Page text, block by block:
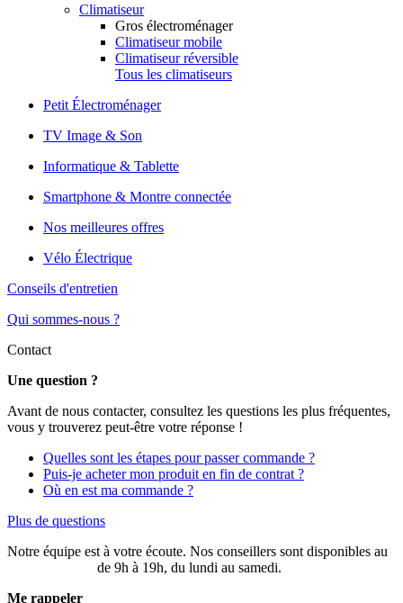
Climatiseur
Gros électroménager
Climatiseur mobile
Climatiseur réversible
Tous les climatiseurs
Petit Électroménager
TV Image & Son
Informatique & Tablette
Smartphone & Montre connectée
Nos meilleures offres
Vélo Électrique
Conseils d'entretien
Qui sommes-nous ?
Contact
Une question ?
Avant de nous contacter, consultez les questions les plus fréquentes,
vous y trouverez peut-être votre réponse !
Quelles sont les étapes pour passer commande ?
Puis-je acheter mon produit en fin de contrat ?
Où en est ma commande ?
Plus de questions
Notre équipe est à votre écoute. Nos conseillers sont disponibles au
de 9h à 19h, du lundi au samedi.
Me rappeler